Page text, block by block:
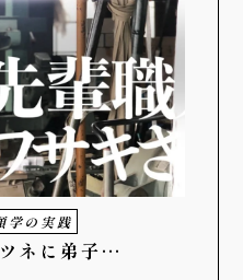
学の実践
ネに弟子…